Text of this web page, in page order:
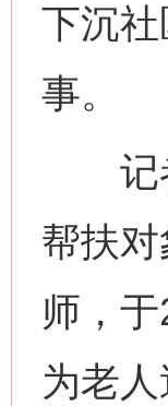
下沉
事。
记者
帮扶
师，
为老